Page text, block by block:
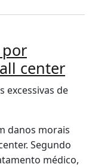
center
danos morais
Segundo
médico,